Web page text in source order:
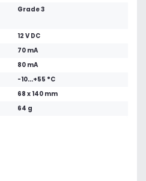
Grade 3
12 V DC
70 mA
80 mA
-10...+55 °C
68 x 140 mm
64 g